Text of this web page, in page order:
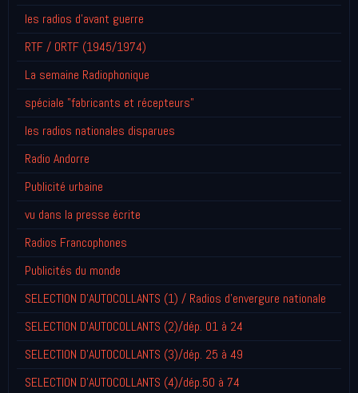
les radios d'avant guerre
RTF / ORTF (1945/1974)
La semaine Radiophonique
spéciale "fabricants et récepteurs"
les radios nationales disparues
Radio Andorre
Publicité urbaine
vu dans la presse écrite
Radios Francophones
Publicités du monde
SELECTION D'AUTOCOLLANTS (1) / Radios d'envergure nationale
SELECTION D'AUTOCOLLANTS (2)/dép. 01 à 24
SELECTION D'AUTOCOLLANTS (3)/dép. 25 à 49
SELECTION D'AUTOCOLLANTS (4)/dép.50 à 74